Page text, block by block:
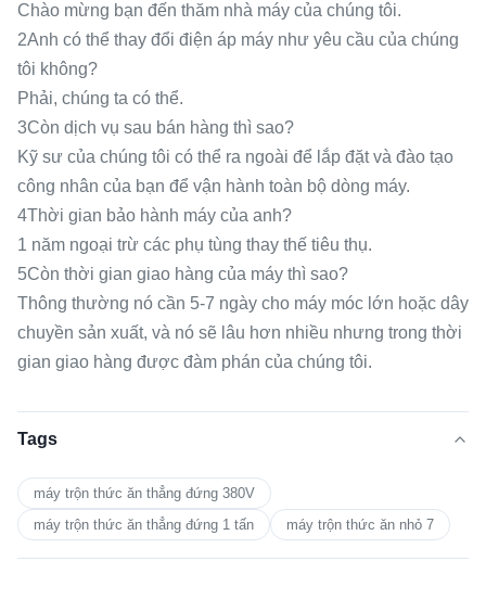
Chào mừng bạn đến thăm nhà máy của chúng tôi.
2Anh có thể thay đổi điện áp máy như yêu cầu của chúng
tôi không?
Phải, chúng ta có thể.
3Còn dịch vụ sau bán hàng thì sao?
Kỹ sư của chúng tôi có thể ra ngoài để lắp đặt và đào tạo
công nhân của bạn để vận hành toàn bộ dòng máy.
4Thời gian bảo hành máy của anh?
1 năm ngoại trừ các phụ tùng thay thế tiêu thụ.
5Còn thời gian giao hàng của máy thì sao?
Thông thường nó cần 5-7 ngày cho máy móc lớn hoặc dây
chuyền sản xuất, và nó sẽ lâu hơn nhiều nhưng trong thời
gian giao hàng được đàm phán của chúng tôi.
Tags
máy trộn thức ăn thẳng đứng 380V
máy trộn thức ăn thẳng đứng 1 tấn
máy trộn thức ăn nhỏ 7